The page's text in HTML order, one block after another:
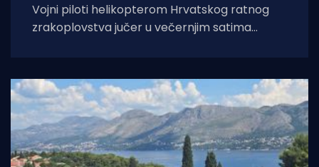
Vojni piloti helikopterom Hrvatskog ratnog
zrakoplovstva jučer u večernjim satima